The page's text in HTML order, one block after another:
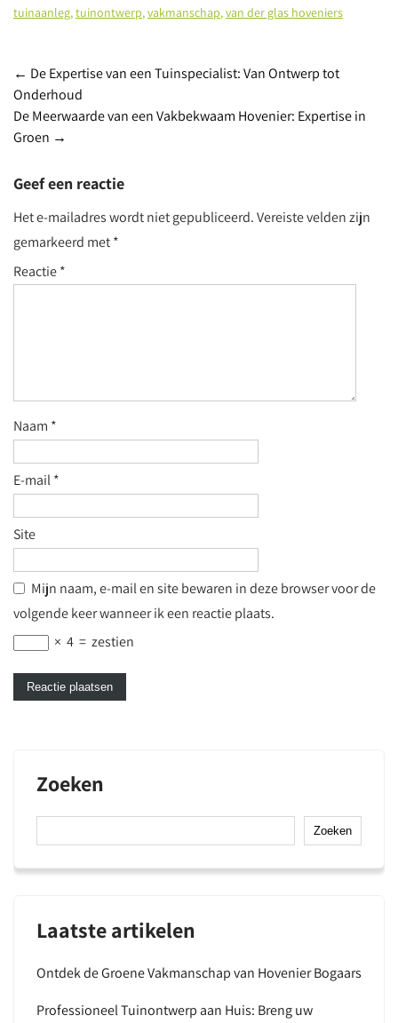
tuinaanleg,tuinontwerp,vakmanschap,van der glas hoveniers
Post
navigation
← De Expertise van een Tuinspecialist: Van Ontwerp tot
Onderhoud
De Meerwaarde van een Vakbekwaam Hovenier: Expertise in
Groen →
Geef een reactie
Het e-mailadres wordt niet gepubliceerd.Vereiste velden zijn
gemarkeerd met*
Reactie*
Naam *
E-mail*
Site
Mijn naam, e-mail en site bewaren in deze browser voor de
volgende keer wanneer ik een reactie plaats.
× 4 = zestien
Zoeken
Zoeken
Laatste artikelen
Ontdek de Groene Vakmanschap van Hovenier Bogaars
Professioneel Tuinontwerp aan Huis: Breng uw